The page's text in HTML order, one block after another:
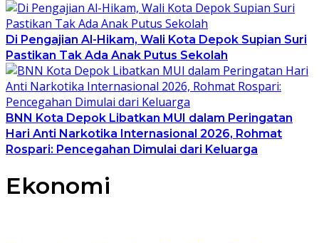
Di Pengajian Al-Hikam, Wali Kota Depok Supian Suri
Pastikan Tak Ada Anak Putus Sekolah
BNN Kota Depok Libatkan MUI dalam Peringatan
Hari Anti Narkotika Internasional 2026, Rohmat
Rospari: Pencegahan Dimulai dari Keluarga
Ekonomi